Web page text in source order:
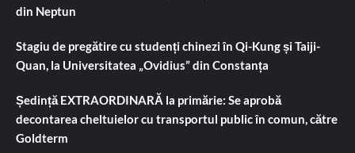
din Neptun
Stagiu de pregătire cu studenți chinezi în Qi-Kung și Taiji-
Quan, la Universitatea „Ovidius” din Constanța
Ședință EXTRAORDINARĂ la primărie: Se aprobă
decontarea cheltuielor cu transportul public în comun, către
Goldterm